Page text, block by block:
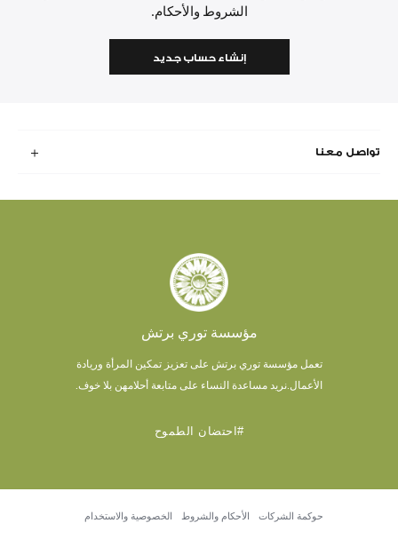
الشروط والأحكام.
إنشاء حساب جديد
تواصل معنا
مؤسسة توري برتش
تعمل مؤسسة توري برتش على تعزيز تمكين المرأة وريادة
الأعمال. نريد مساعدة النساء على متابعة أحلامهن بلا خوف.
#احتضان الطموح
حوكمة الشركات الأحكام والشروط الخصوصية والاستخدام